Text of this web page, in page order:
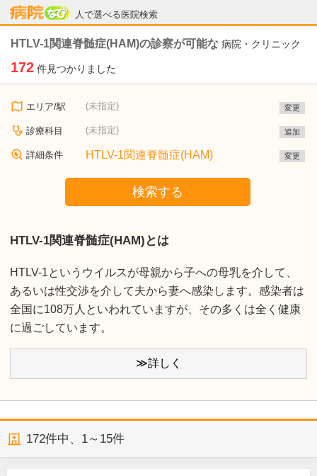
人で選べる医院検索
病院なび
HTLV-1関連脊髄症(HAM)の診察が可能な 病院・クリニック
172 件見つかりました
エリア/駅 (未指定) 変更
診療科目 (未指定) 追加
詳細条件 HTLV-1関連脊髄症(HAM) 変更
検索する
HTLV-1関連脊髄症(HAM)とは
HTLV-1というウイルスが母親から子への母乳を介して、
あるいは性交渉を介して夫から妻へ感染します。感染者は
全国に108万人といわれていますが、その多くは全く健康
に過ごしています。
≫詳しく
172件中、 1～15件